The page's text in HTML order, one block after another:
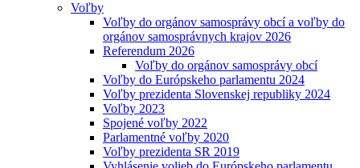
Voľby
Voľby do orgánov samosprávy obcí a voľby do
orgánov samosprávnych krajov 2026
Referendum 2026
Voľby do orgánov samosprávy obcí
Voľby do Európskeho parlamentu 2024
Voľby prezidenta Slovenskej republiky 2024
Voľby 2023
Spojené voľby 2022
Parlamentné voľby 2020
Voľby prezidenta SR 2019